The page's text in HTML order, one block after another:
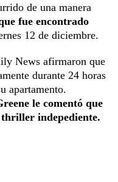
de una manera
fue encontrado
12 de diciembre.
News afirmaron que
durante 24 horas
apartamento.
le comentó que
indepediente.